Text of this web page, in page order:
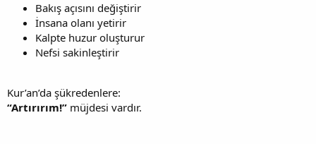
Bakış açısını değiştirir
İnsana olanı yetirir
Kalpte huzur oluşturur
Nefsi sakinleştirir
Kur’an’da şükredenlere:
“Artırırım!” müjdesi vardır.